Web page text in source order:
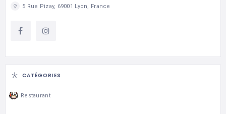
5 Rue Pizay, 69001 Lyon, France
CATÉGORIES
Restaurant